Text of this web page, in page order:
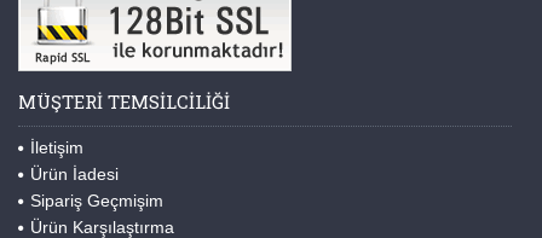
MÜŞTERI TEMSILCILIĞI
İletişim
Ürün İadesi
Sipariş Geçmişim
Ürün Karşılaştırma